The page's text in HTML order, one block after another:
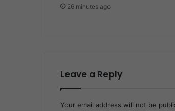
26 minutes ago
Leave a Reply
Your email address will not be